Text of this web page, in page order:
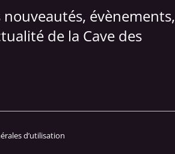
nouveautés, évènements,
de la Cave des
d’utilisation